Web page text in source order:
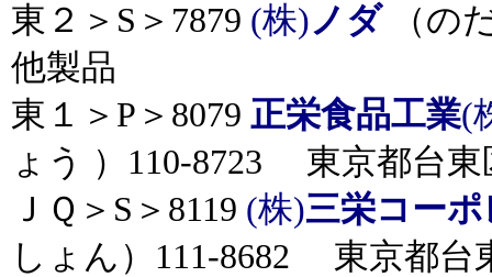
東２＞S＞7879 (株)ノダ
（の
他製品
東１＞P＞8079 正栄食品工業(
ょう ）110-8723 東京都台東
ＪＱ＞S＞8119 (株)三栄コー
しょん）111-8682 東京都台